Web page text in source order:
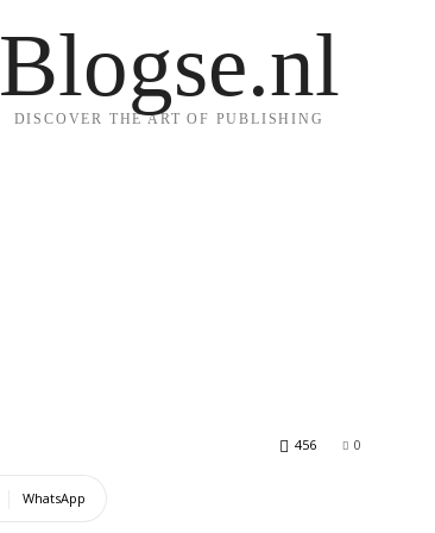
Blogse.nl
DISCOVER THE ART OF PUBLISHING
0
456
WhatsApp